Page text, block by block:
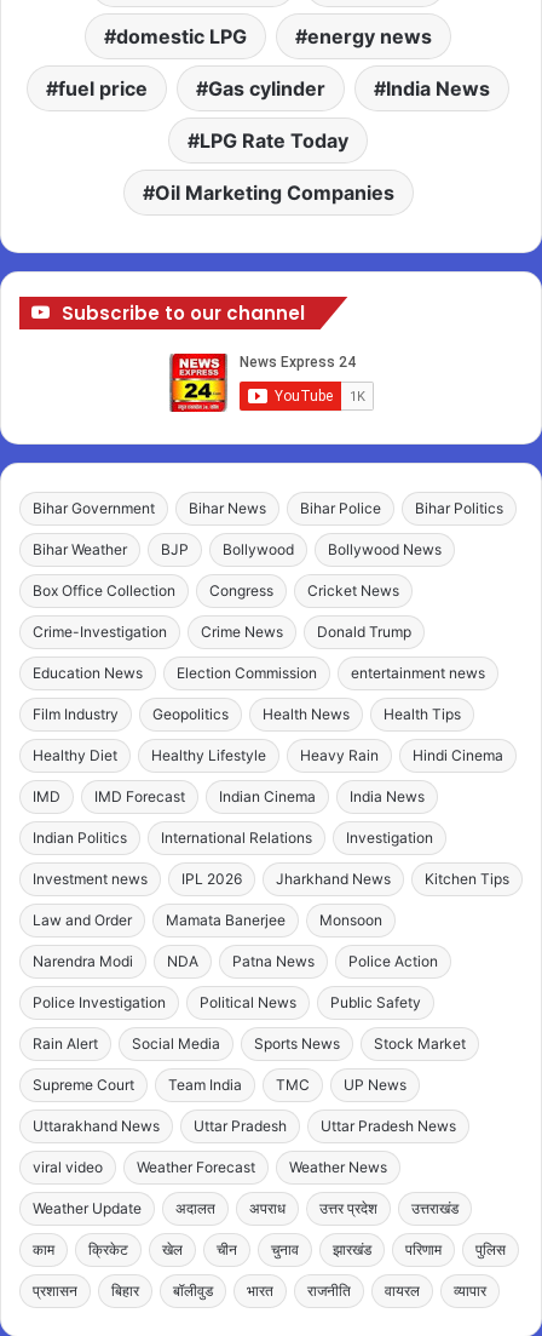
domestic LPG energy news
fuel price Gas cylinder India News
LPG Rate Today
Oil Marketing Companies
Subscribe to our channel
Bihar Government Bihar News Bihar Police Bihar Politics
Bihar Weather BJP Bollywood Bollywood News
Box Office Collection Congress Cricket News
Crime-Investigation Crime News Donald Trump
Education News Election Commission entertainment news
Film Industry Geopolitics Health News Health Tips
Healthy Diet Healthy Lifestyle Heavy Rain Hindi Cinema
IMD IMD Forecast Indian Cinema India News
Indian Politics International Relations Investigation
Investment news IPL 2026 Jharkhand News Kitchen Tips
Law and Order Mamata Banerjee Monsoon
Narendra Modi NDA Patna News Police Action
Police Investigation Political News Public Safety
Rain Alert Social Media Sports News Stock Market
Supreme Court Team India TMC UP News
Uttarakhand News Uttar Pradesh Uttar Pradesh News
viral video Weather Forecast Weather News
Weather Update अदालत अपराध उत्तर प्रदेश उत्तराखंड
काम क्रिकेट खेल चीन चुनाव झारखंड परिणाम पुलिस
प्रशासन बिहार बॉलीवुड भारत राजनीति वायरल व्यापार